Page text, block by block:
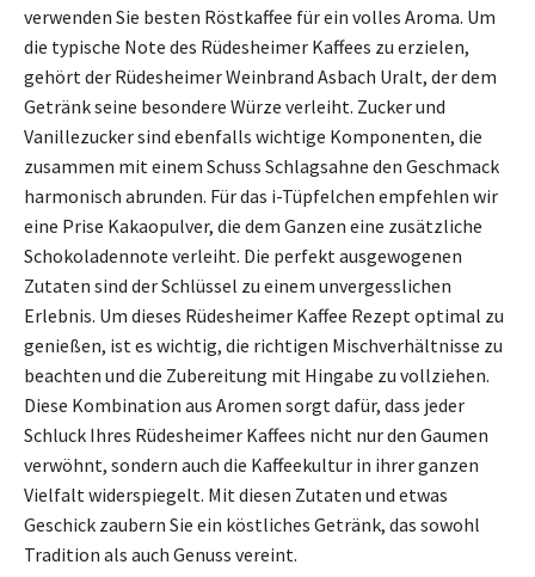
verwenden Sie besten Röstkaffee für ein volles Aroma. Um
die typische Note des Rüdesheimer Kaffees zu erzielen,
gehört der Rüdesheimer Weinbrand Asbach Uralt, der dem
Getränk seine besondere Würze verleiht. Zucker und
Vanillezucker sind ebenfalls wichtige Komponenten, die
zusammen mit einem Schuss Schlagsahne den Geschmack
harmonisch abrunden. Für das i-Tüpfelchen empfehlen wir
eine Prise Kakaopulver, die dem Ganzen eine zusätzliche
Schokoladennote verleiht. Die perfekt ausgewogenen
Zutaten sind der Schlüssel zu einem unvergesslichen
Erlebnis. Um dieses Rüdesheimer Kaffee Rezept optimal zu
genießen, ist es wichtig, die richtigen Mischverhältnisse zu
beachten und die Zubereitung mit Hingabe zu vollziehen.
Diese Kombination aus Aromen sorgt dafür, dass jeder
Schluck Ihres Rüdesheimer Kaffees nicht nur den Gaumen
verwöhnt, sondern auch die Kaffeekultur in ihrer ganzen
Vielfalt widerspiegelt. Mit diesen Zutaten und etwas
Geschick zaubern Sie ein köstliches Getränk, das sowohl
Tradition als auch Genuss vereint.